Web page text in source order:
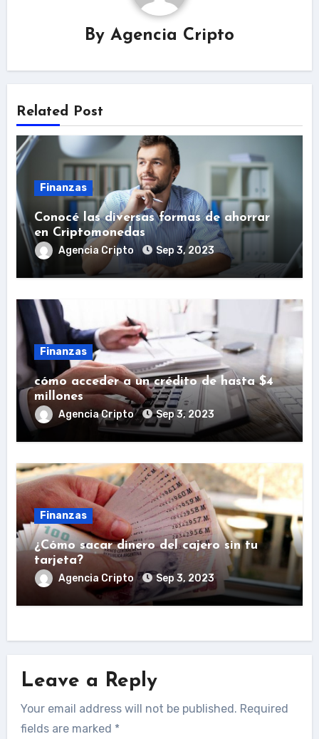
By Agencia Cripto
Related Post
Finanzas
Conocé las diversas formas de ahorrar
en Criptomonedas
Agencia Cripto Sep 3, 2023
Finanzas
cómo acceder a un crédito de hasta $4
millones
Agencia Cripto Sep 3, 2023
Finanzas
¿Cómo sacar dinero del cajero sin tu
tarjeta?
Agencia Cripto Sep 3, 2023
Leave a Reply
Your email address will not be published. Required
fields are marked *